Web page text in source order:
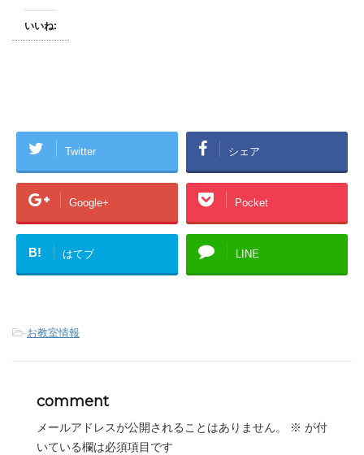
いいね:
Twitter シェア
Google+ Pocket
B! はてブ LINE
-お教室情報
comment
メールアドレスが公開されることはありません。 ※ が付
いている欄は必須項目です